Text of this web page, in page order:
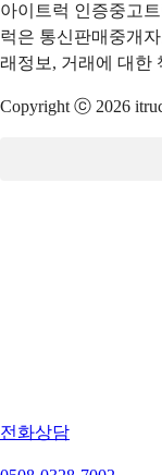
아이트럭 인증중고
럭은 통신판매중개
래정보, 거래에 대한
Copyright ⓒ 2026
전화상담